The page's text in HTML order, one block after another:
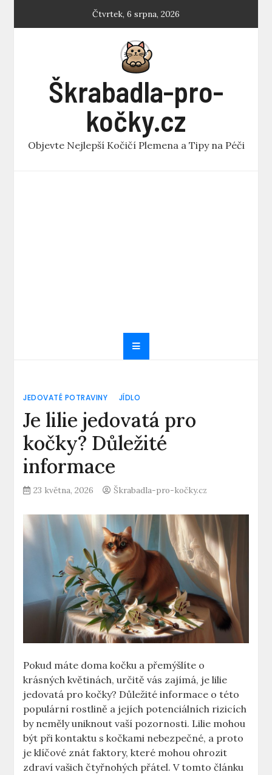
Čtvrtek, 6 srpna, 2026
Škrabadla-pro-
kočky.cz
Objevte Nejlepší Kočičí Plemena a Tipy na Péči
JEDOVATÉ POTRAVINY JÍDLO
Je lilie jedovatá pro
kočky? Důležité
informace
23 května, 2026 Škrabadla-pro-kočky.cz
Pokud máte doma kočku a přemýšlíte o
krásných květinách, určitě vás zajímá, je lilie
jedovatá pro kočky? Důležité informace o této
populární rostlině a jejích potenciálních rizicích
by neměly uniknout vaší pozornosti. Lilie mohou
být při kontaktu s kočkami nebezpečné, a proto
je klíčové znát faktory, které mohou ohrozit
zdraví vašich čtyřnohých přátel. V tomto článku